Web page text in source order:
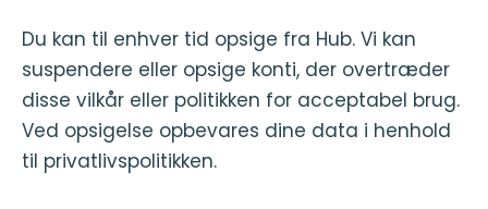
Du kan til enhver tid opsige fra Hub. Vi kan
suspendere eller opsige konti, der overtræder
disse vilkår eller politikken for acceptabel brug.
Ved opsigelse opbevares dine data i henhold
til privatlivspolitikken.